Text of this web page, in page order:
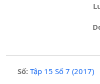
Số: Tập 15 Số 7 (2017)